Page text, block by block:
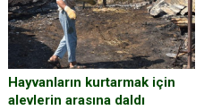
sorup belgelerini istedi. Sürücü
Abdurrahman Ö.nün verdiği
evraklarda eksik olduğunu...
Hayvanların kurtarmak için
alevlerin arasına daldı